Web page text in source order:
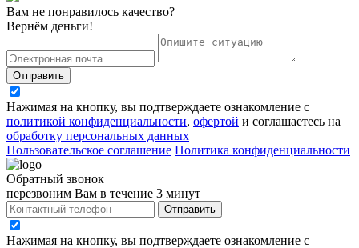
Вам не понравилось качество?
Вернём деньги!
Отправить
Нажимая на кнопку, вы подтверждаете ознакомление с
политикой конфиденциальности, офертой и соглашаетесь на
обработку персональных данных
Пользовательское соглашение Политика конфиденциальности
Обратный звонок
перезвоним Вам в течение 3 минут
Отправить
Нажимая на кнопку, вы подтверждаете ознакомление с